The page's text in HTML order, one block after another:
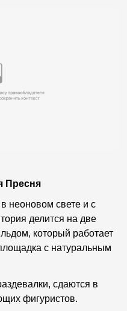
Пресня
неоновом свете и с
делится на две
который работает
с натуральным
сдаются в
фигуристов.